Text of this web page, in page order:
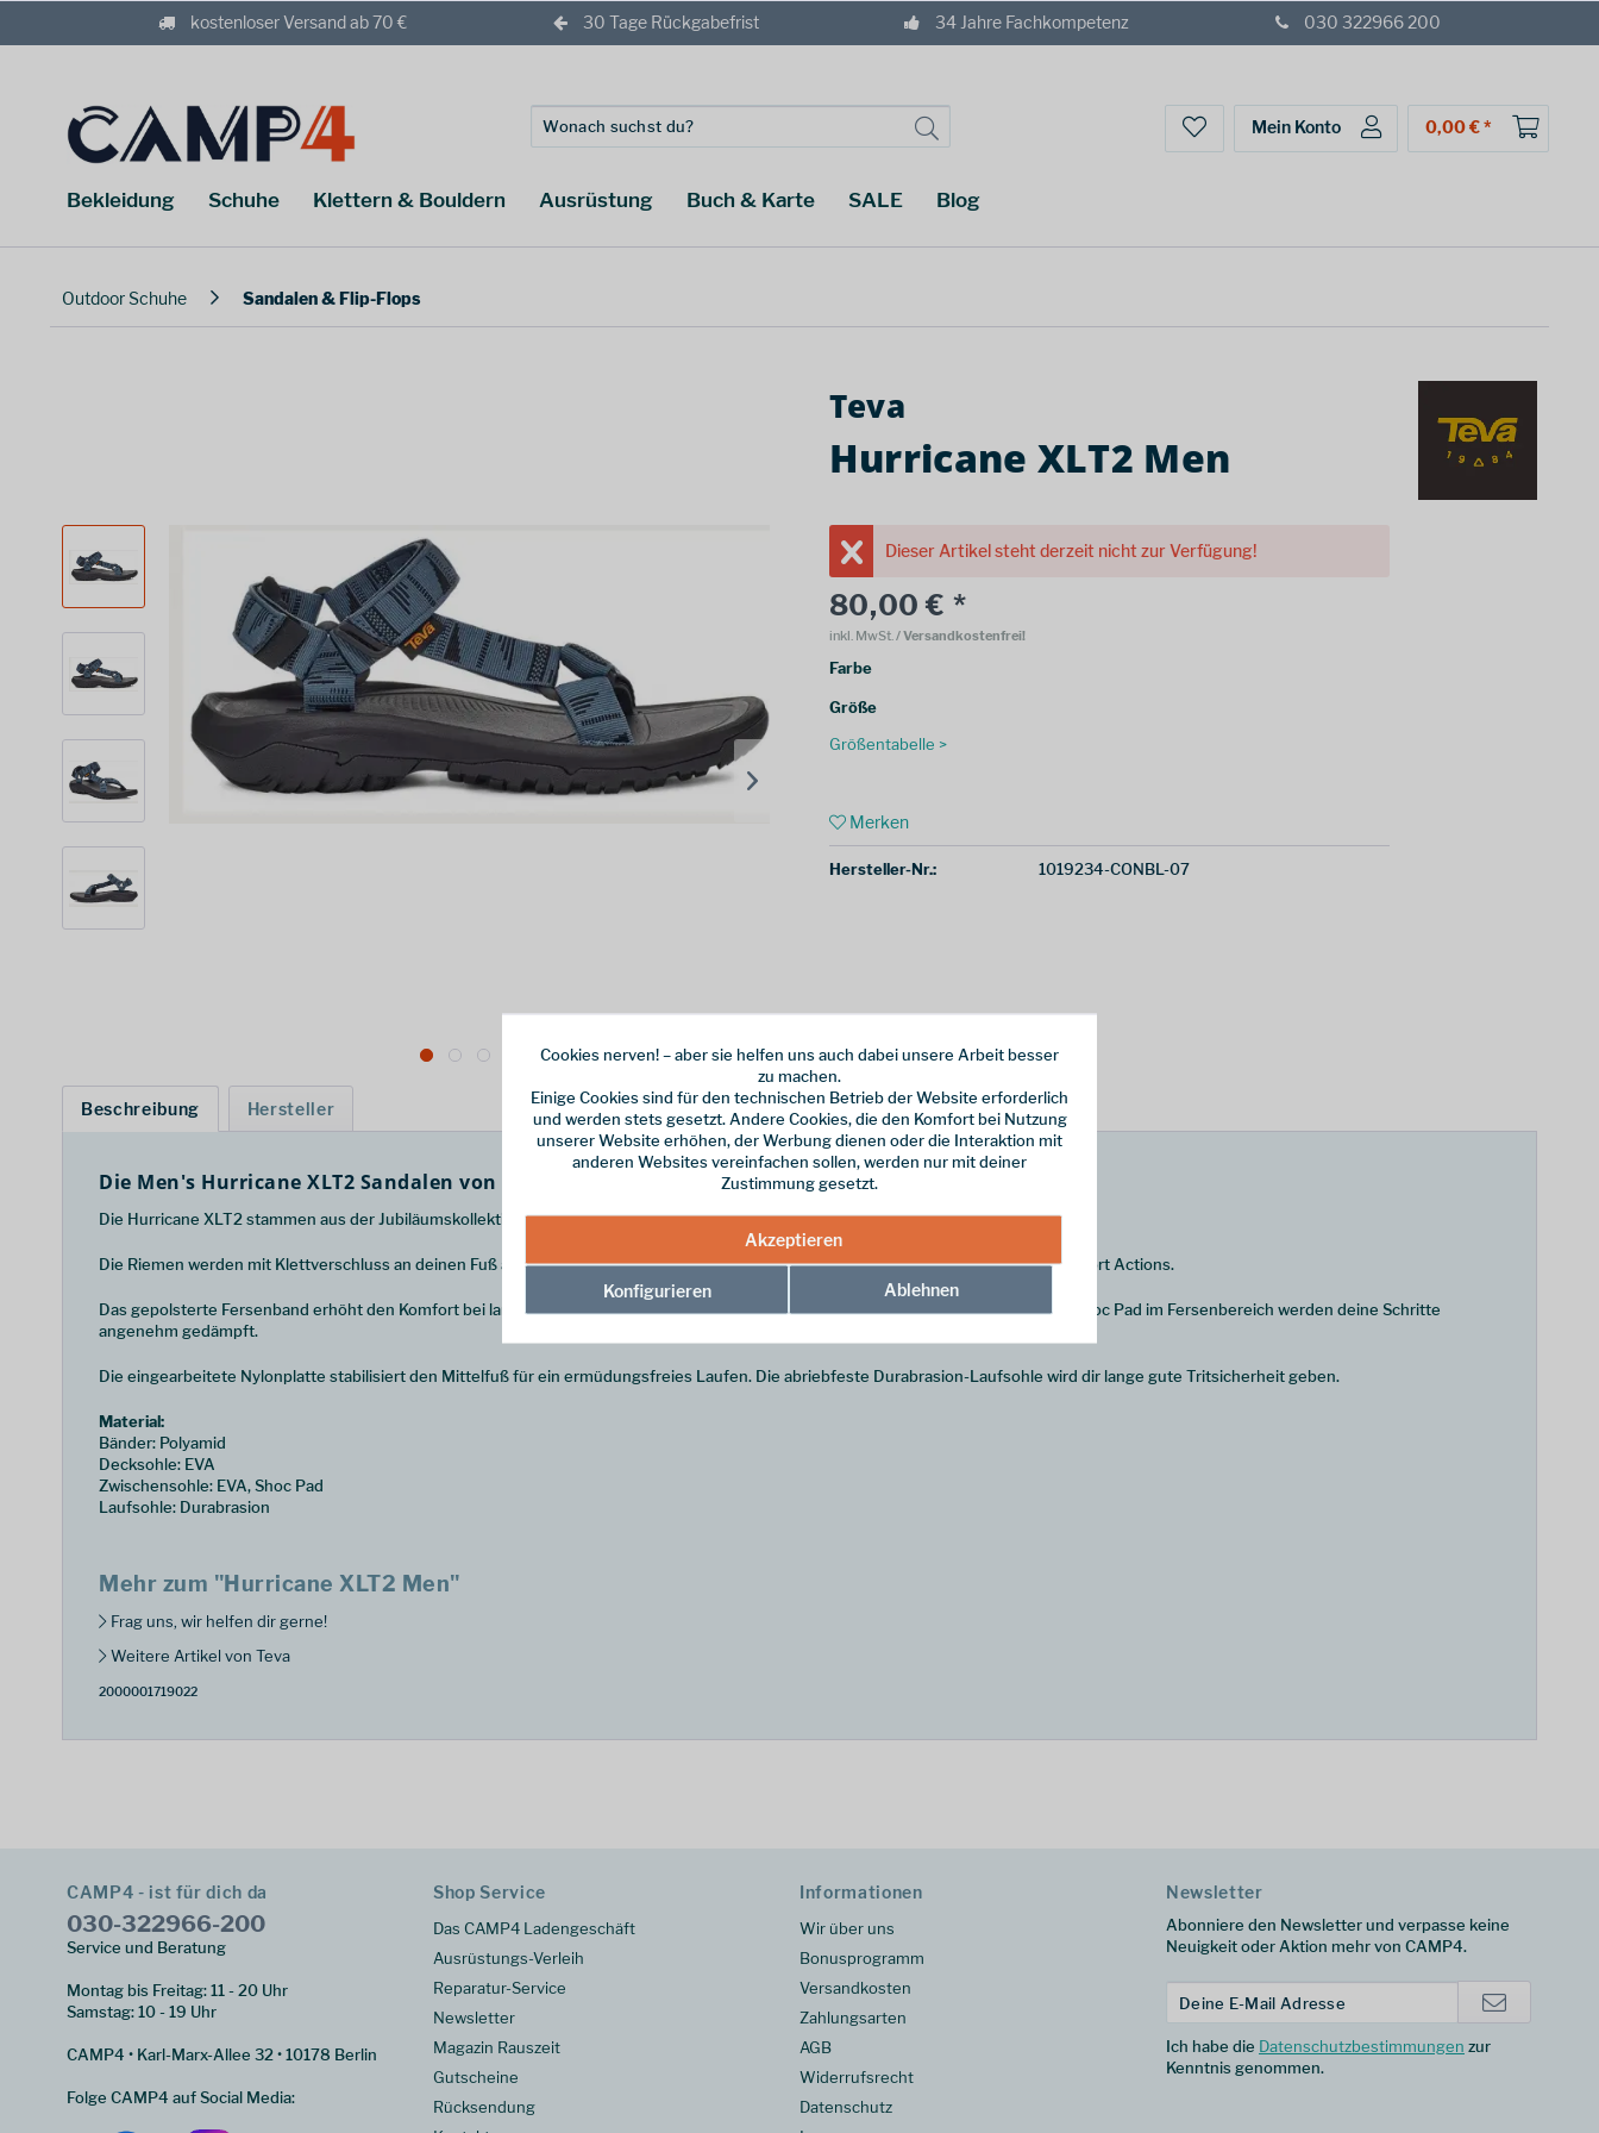
kostenloser Versand ab 70 € 30 Tage Rückgabefrist 34 Jahre Fachkompetenz 030 322966 200
Mein Konto 0,00 € *
Bekleidung Schuhe Klettern & Bouldern Ausrüstung Buch & Karte SALE Blog
Outdoor Schuhe Sandalen & Flip-Flops
Teva
Hurricane XLT2 Men
Dieser Artikel steht derzeit nicht zur Verfügung!
80,00 € *
inkl. MwSt./ Versandkostenfrei!
Farbe
Größe
Größentabelle >
Merken
Hersteller-Nr.: 1019234-CONBL-07
Beschreibung Hersteller
Die Men's Hurricane XLT2 Sandalen von Teva sind langlebig, robust und absolut komfortabel.
Die Hurricane XLT2 stammen aus der Jubiläumskollektion zum 100jährigen Bestehen des Nationalparks Grand Canyon.
Die Riemen werden mit Klettverschluss an deinen Fuß angepasst und sorgen für guten Halt in der Sandale. Perfekt für deine Wassersport Actions.
Das gepolsterte Fersenband erhöht den Komfort bei langen Wanderungen und mit der vorgeformten EVA- Zwischensohle plus dem Shoc Pad im Fersenbereich werden deine Schritte
angenehm gedämpft.
Die eingearbeitete Nylonplatte stabilisiert den Mittelfuß für ein ermüdungsfreies Laufen. Die abriebfeste Durabrasion-Laufsohle wird dir lange gute Tritsicherheit geben.
Material:
Bänder: Polyamid
Decksohle: EVA
Zwischensohle: EVA, Shoc Pad
Laufsohle: Durabrasion
Mehr zum "Hurricane XLT2 Men"
Frag uns, wir helfen dir gerne!
Weitere Artikel von Teva
2000001719022
CAMP4 - ist für dich da
030-322966-200
Service und Beratung
Montag bis Freitag: 11 - 20 Uhr
Samstag: 10 - 19 Uhr
CAMP4 • Karl-Marx-Allee 32 • 10178 Berlin
Folge CAMP4 auf Social Media:
Shop Service
Das CAMP4 Ladengeschäft
Ausrüstungs-Verleih
Reparatur-Service
Newsletter
Magazin Rauszeit
Gutscheine
Rücksendung
Informationen
Wir über uns
Bonusprogramm
Versandkosten
Zahlungsarten
AGB
Widerrufsrecht
Datenschutz
Newsletter
Abonniere den Newsletter und verpasse keine
Neuigkeit oder Aktion mehr von CAMP4.
Ich habe die Datenschutzbestimmungen zur
Kenntnis genommen.
Cookies nerven! – aber sie helfen uns auch dabei unsere Arbeit besser
zu machen.
Einige Cookies sind für den technischen Betrieb der Website erforderlich
und werden stets gesetzt. Andere Cookies, die den Komfort bei Nutzung
unserer Website erhöhen, der Werbung dienen oder die Interaktion mit
anderen Websites vereinfachen sollen, werden nur mit deiner
Zustimmung gesetzt.
Akzeptieren
Konfigurieren Ablehnen